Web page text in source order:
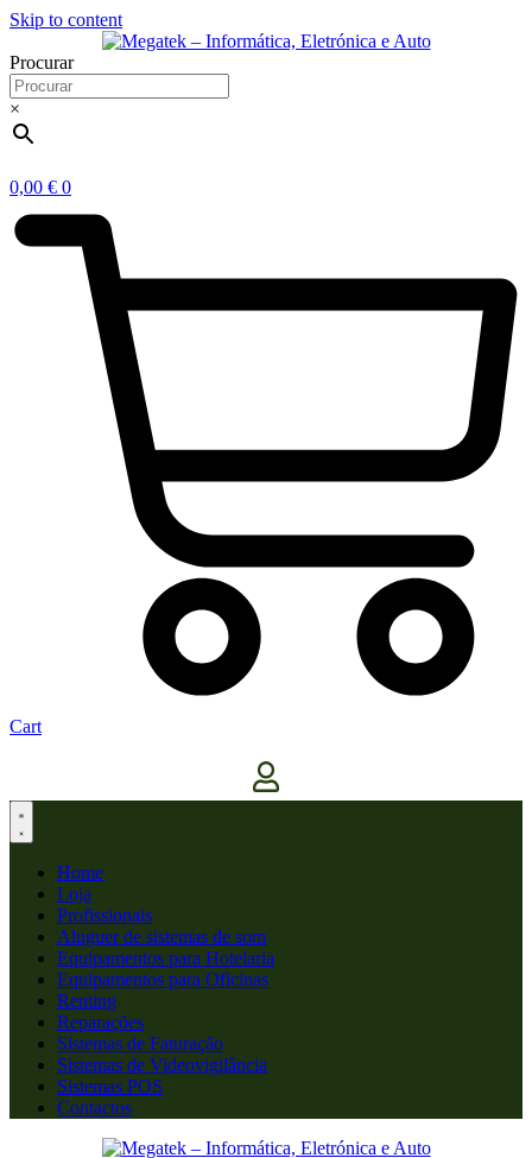
Skip to content
Procurar
×
0,00 € 0
Cart
Home
Loja
Profissionais
Aluguer de sistemas de som
Equipamentos para Hotelaria
Equipamentos para Oficinas
Renting
Reparações
Sistemas de Faturação
Sistemas de Videovigilância
Sistemas POS
Contactos